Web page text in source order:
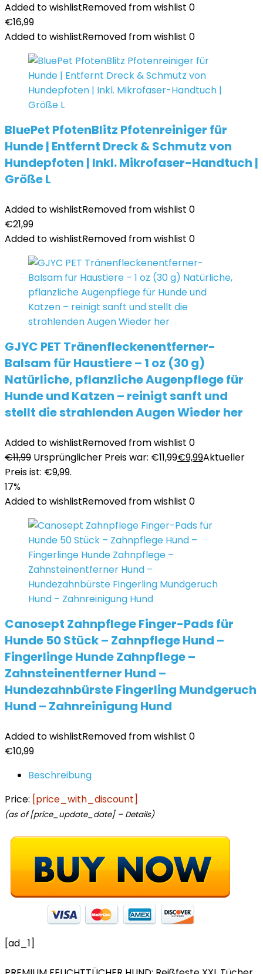
Added to wishlistRemoved from wishlist 0
€16,99
Added to wishlistRemoved from wishlist 0
BluePet PfotenBlitz Pfotenreiniger für
Hunde | Entfernt Dreck & Schmutz von
Hundepfoten | Inkl. Mikrofaser-Handtuch |
Größe L
Added to wishlistRemoved from wishlist 0
€21,99
Added to wishlistRemoved from wishlist 0
GJYC PET Tränenfleckenentferner-
Balsam für Haustiere – 1 oz (30 g)
Natürliche, pflanzliche Augenpflege für
Hunde und Katzen – reinigt sanft und
stellt die strahlenden Augen Wieder her
Added to wishlistRemoved from wishlist 0
€11,99 Ursprünglicher Preis war: €11,99€9,99Aktueller
Preis ist: €9,99.
17%
Added to wishlistRemoved from wishlist 0
Canosept Zahnpflege Finger-Pads für
Hunde 50 Stück – Zahnpflege Hund –
Fingerlinge Hunde Zahnpflege –
Zahnsteinentferner Hund –
Hundezahnbürste Fingerling Mundgeruch
Hund – Zahnreinigung Hund
Added to wishlistRemoved from wishlist 0
€10,99
Beschreibung
Price: [price_with_discount]
(as of [price_update_date] – Details)
[ad_1]